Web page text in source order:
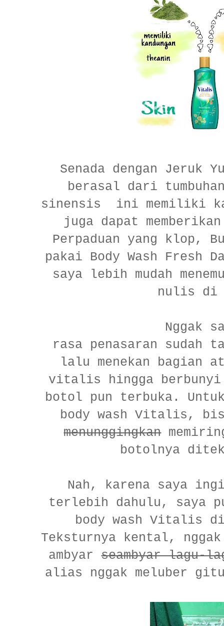
Senada dengan Jeruk
berasal dari
sinensis ini memiliki
juga dapat
Perpaduan yang klop,
pakai Body Wash
saya lebih mudah
nulis di
Nggak
rasa penasaran sudah
lalu menekan bagian
vitalis hingga
botol pun terbuka.
body wash Vitalis,
menunggingkan
botolnya
Nah, karena saya
terlebih dahulu, saya
body wash Vitalis
Teksturnya kental,
ambyarseambyar lagu-
alias nggak meluber